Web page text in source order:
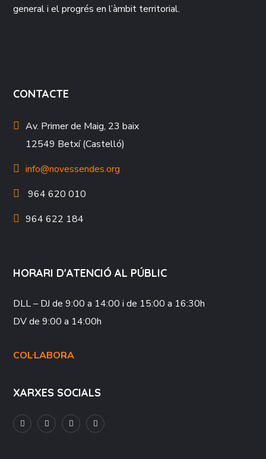
general i el progrés en l’àmbit territorial.
CONTACTE
Av. Primer de Maig, 23 baix
12549 Betxí (Castelló)
info@novessendes.org
964 620 010
964 622 184
HORARI D'ATENCIÓ AL PÚBLIC
DLL – DJde 9:00 a 14:00 i de 15:00 a 16:30h
DVde 9:00 a 14:00h
COL·LABORA
XARXES SOCIALS